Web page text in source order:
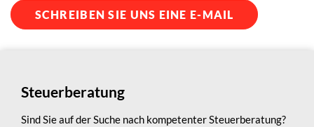
SCHREIBEN SIE UNS EINE E-MAIL
Steuerberatung
Sind Sie auf der Suche nach kompetenter Steuerberatung?